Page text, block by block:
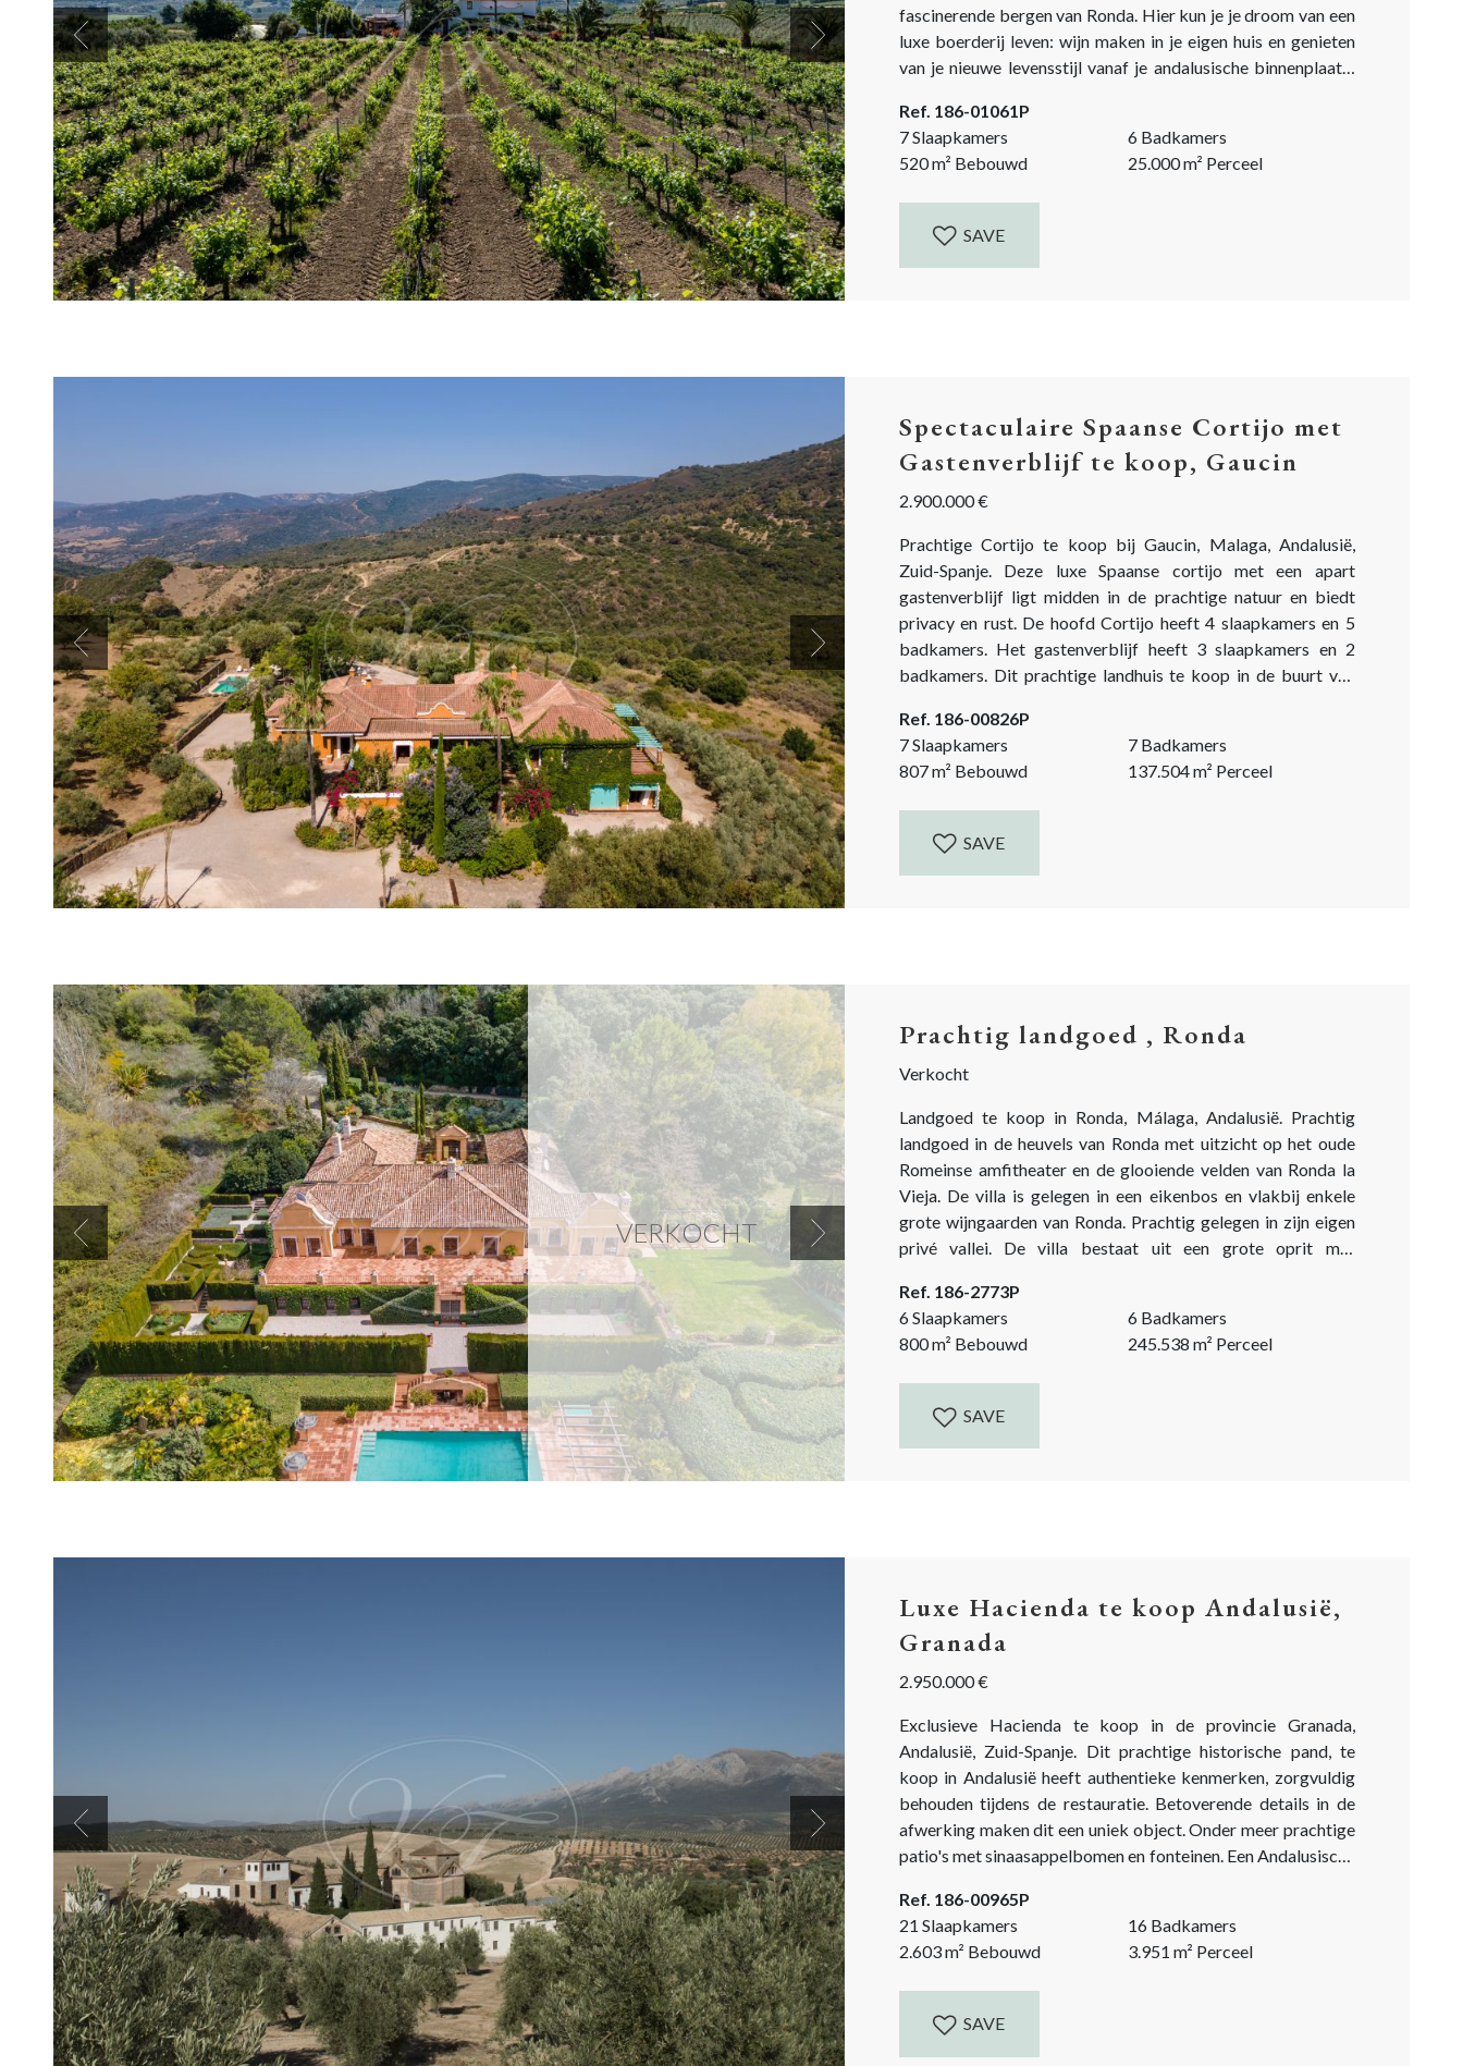
Previous Next
fascinerende bergen van Ronda. Hier kun je je droom van een
luxe boerderij leven: wijn maken in je eigen huis en genieten
van je nieuwe levensstijl vanaf je andalusische binnenplaats!
wijnproeverijen voor internationale gasten....
Ref. 186-01061P
7 Slaapkamers
6 Badkamers
520m² Bebouwd 25.000m² Perceel
SAVE
Previous Next
Spectaculaire Spaanse Cortijo met
Gastenverblijf te koop, Gaucin
2.900.000 €
Prachtige Cortijo te koop bij Gaucin, Malaga, Andalusië,
Zuid-Spanje. Deze luxe Spaanse cortijo met een apart
gastenverblijf ligt midden in de prachtige natuur en biedt
privacy en rust. De hoofd Cortijo heeft 4 slaapkamers en 5
badkamers. Het gastenverblijf heeft 3 slaapkamers en 2
badkamers. Dit prachtige landhuis te koop in de buurt van
bergachtige landschap van het Alcornocales Natuurpark....
Ref. 186-00826P
7 Slaapkamers
7 Badkamers
807m² Bebouwd 137.504m² Perceel
SAVE
VERKOCHT
Previous Next
Prachtig landgoed , Ronda
Verkocht
Landgoed te koop in Ronda, Málaga, Andalusië. Prachtig
landgoed in de heuvels van Ronda met uitzicht op het oude
Romeinse amfitheater en de glooiende velden van Ronda la
Vieja. De villa is gelegen in een eikenbos en vlakbij enkele
grote wijngaarden van Ronda. Prachtig gelegen in zijn eigen
privé vallei. De villa bestaat uit een grote oprit met
Vier gastensuites. Mastersuite. Gastentoilet/garderobe.
Zelfstandig...
Ref. 186-2773P
6 Slaapkamers
6 Badkamers
800m² Bebouwd 245.538 m² Perceel
SAVE
Previous Next
Luxe Hacienda te koop Andalusië,
Granada
2.950.000 €
Exclusieve Hacienda te koop in de provincie Granada,
Andalusië, Zuid-Spanje. Dit prachtige historische pand, te
koop in Andalusië heeft authentieke kenmerken, zorgvuldig
behouden tijdens de restauratie. Betoverende details in de
afwerking maken dit een uniek object. Onder meer prachtige
patio's met sinaasappelbomen en fonteinen. Een Andalusische
toevoeging van modern comfort. Het is een ideale landhuis of
buiten huis in Spanje voor wie op zoek...
Ref. 186-00965P
21 Slaapkamers
16 Badkamers
2.603m² Bebouwd 3.951 m² Perceel
SAVE